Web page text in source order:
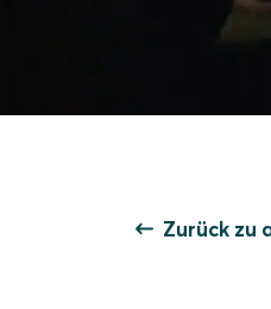
Zurück zu